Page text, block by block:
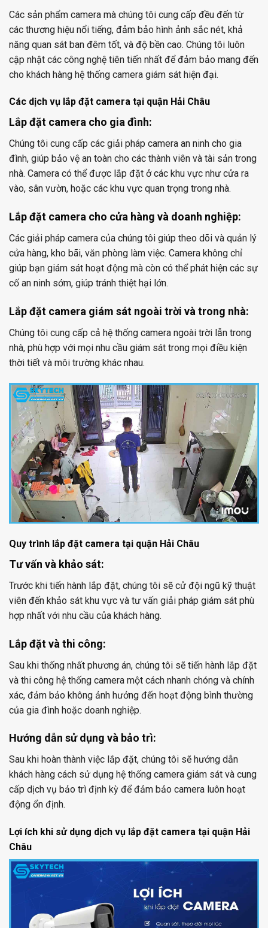
Các sản phẩm camera mà chúng tôi cung cấp đều đến từ
các thương hiệu nổi tiếng, đảm bảo hình ảnh sắc nét, khả
năng quan sát ban đêm tốt, và độ bền cao. Chúng tôi luôn
cập nhật các công nghệ tiên tiến nhất để đảm bảo mang đến
cho khách hàng hệ thống camera giám sát hiện đại.
Các dịch vụ lắp đặt camera tại quận Hải Châu
Lắp đặt camera cho gia đình:
Chúng tôi cung cấp các giải pháp camera an ninh cho gia
đình, giúp bảo vệ an toàn cho các thành viên và tài sản trong
nhà. Camera có thể được lắp đặt ở các khu vực như cửa ra
vào, sân vườn, hoặc các khu vực quan trọng trong nhà.
Lắp đặt camera cho cửa hàng và doanh nghiệp:
Các giải pháp camera của chúng tôi giúp theo dõi và quản lý
cửa hàng, kho bãi, văn phòng làm việc. Camera không chỉ
giúp bạn giám sát hoạt động mà còn có thể phát hiện các sự
cố an ninh sớm, giúp tránh thiệt hại lớn.
Lắp đặt camera giám sát ngoài trời và trong nhà:
Chúng tôi cung cấp cả hệ thống camera ngoài trời lẫn trong
nhà, phù hợp với mọi nhu cầu giám sát trong mọi điều kiện
thời tiết và môi trường khác nhau.
Quy trình lắp đặt camera tại quận Hải Châu
Tư vấn và khảo sát:
Trước khi tiến hành lắp đặt, chúng tôi sẽ cử đội ngũ kỹ thuật
viên đến khảo sát khu vực và tư vấn giải pháp giám sát phù
hợp nhất với nhu cầu của khách hàng.
Lắp đặt và thi công:
Sau khi thống nhất phương án, chúng tôi sẽ tiến hành lắp đặt
và thi công hệ thống camera một cách nhanh chóng và chính
xác, đảm bảo không ảnh hưởng đến hoạt động bình thường
của gia đình hoặc doanh nghiệp.
Hướng dẫn sử dụng và bảo trì:
Sau khi hoàn thành việc lắp đặt, chúng tôi sẽ hướng dẫn
khách hàng cách sử dụng hệ thống camera giám sát và cung
cấp dịch vụ bảo trì định kỳ để đảm bảo camera luôn hoạt
động ổn định.
Lợi ích khi sử dụng dịch vụ lắp đặt camera tại quận Hải
Châu